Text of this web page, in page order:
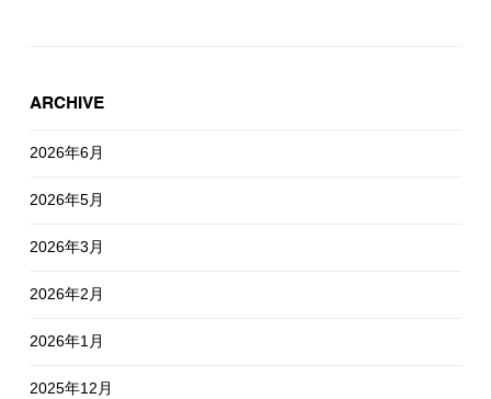
ARCHIVE
2026年6月
2026年5月
2026年3月
2026年2月
2026年1月
2025年12月